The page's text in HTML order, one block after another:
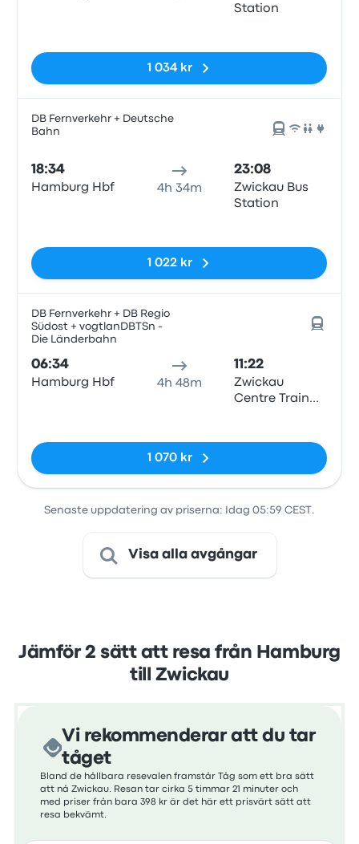
Station
1 034 kr
DB Fernverkehr + Deutsche
Bahn
18:34
Hamburg Hbf 4h 34m
23:08
Zwickau Bus
Station
1 022 kr
DB Fernverkehr + DB Regio
Südost + vogtlanDBTSn -
Die Länderbahn
06:34
Hamburg Hbf 4h 48m
11:22
Zwickau
Centre Train
1 070 kr
Senaste uppdatering av priserna: Idag 05:59 CEST.
Visa alla avgångar
Jämför 2 sätt att resa från Hamburg
till Zwickau
Vi rekommenderar att du tar
tåget
Bland de hållbara resevalen framstår Tåg som ett bra sätt
att nå Zwickau. Resan tar cirka 5 timmar 21 minuter och
med priser från bara 398 kr är det här ett prisvärt sätt att
resa bekvämt.